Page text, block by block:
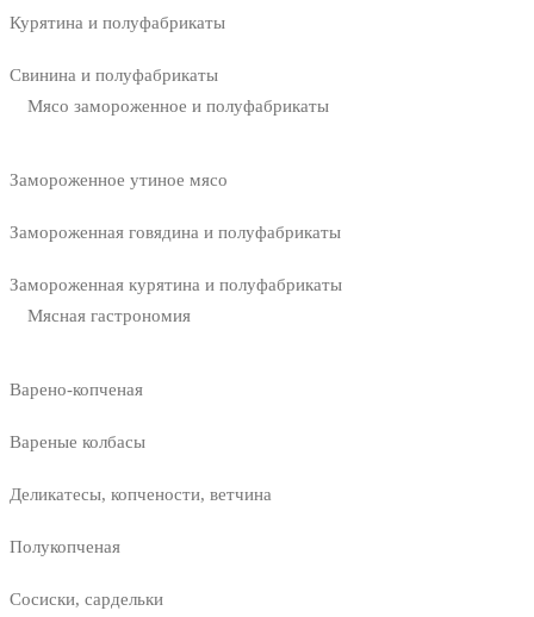
Курятина и полуфабрикаты
Свинина и полуфабрикаты
Мясо замороженное и полуфабрикаты
Замороженное утиное мясо
Замороженная говядина и полуфабрикаты
Замороженная курятина и полуфабрикаты
Мясная гастрономия
Варено-копченая
Вареные колбасы
Деликатесы, копчености, ветчина
Полукопченая
Сосиски, сардельки